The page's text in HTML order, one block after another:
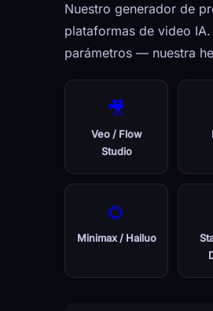
Nuestro generador de
plataformas de video
parámetros — nuestra
🎥
Veo / Flow
Studio
🌻
Minimax / Hailuo